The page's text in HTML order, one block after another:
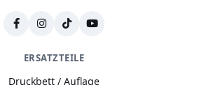
ERSATZTEILE
Druckbett / Auflage